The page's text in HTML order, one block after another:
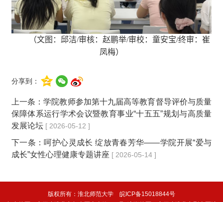
（文图：邱洁/审核：赵鹏举/审校：童安宝/终审：崔
凤梅）
分享到：
上一条：学院教师参加第十九届高等教育督导评价与质量
保障体系运行学术会议暨教育事业“十五五”规划与高质量
发展论坛 [ 2026-05-12 ]
下一条： 呵护心灵成长 绽放青春芳华——学院开展“爱与
成长”女性心理健康专题讲座 [ 2026-05-14 ]
版权所有：淮北师范大学 皖ICP备15018844号